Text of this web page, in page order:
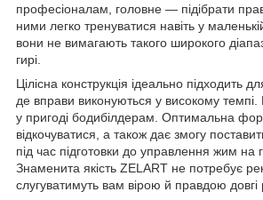
професіоналам, головне — підібрати
ними легко тренуватися навіть у
вони не вимагають такого широкого
гирі.
Цілісна конструкція ідеально підходить
де вправи виконуються у високому темпі.
у пригоді бодибілдерам. Оптимальна
відкочуватися, а також дає змогу
під час підготовки до управлення жим на
Знаменита якість ZELART не потребує
слугуватимуть вам вірою й правдою довгі